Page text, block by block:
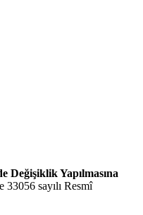
Yapılmasına
33056 sayılı Resmî